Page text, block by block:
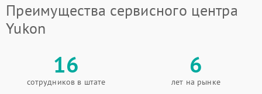
Преимущества сервисного центра
Yukon
16
сотрудников в штате
6
лет на рынке